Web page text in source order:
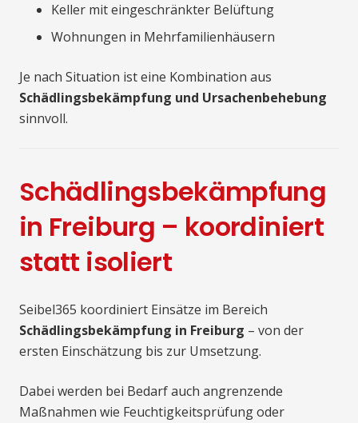
Keller mit eingeschränkter Belüftung
Wohnungen in Mehrfamilienhäusern
Je nach Situation ist eine Kombination aus
Schädlingsbekämpfung und Ursachenbehebung
sinnvoll.
Schädlingsbekämpfung
in Freiburg – koordiniert
statt isoliert
Seibel365 koordiniert Einsätze im Bereich
Schädlingsbekämpfung in Freiburg – von der
ersten Einschätzung bis zur Umsetzung.
Dabei werden bei Bedarf auch angrenzende
Maßnahmen wie Feuchtigkeitsprüfung oder